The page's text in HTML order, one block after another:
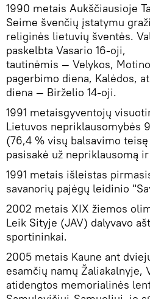
1990 metais Aukščiausioje
Seime švenčių įstatymu
religinės lietuvių šventės.
paskelbta Vasario 16-oji,
tautinėmis — Velykos,
pagerbimo diena, Kalėdos,
diena — Birželio 14-oji.
1991 metaisgyventojų
Lietuvos nepriklausomybės
(76,4 % visų balsavimo
pasisakė už nepriklausomą
1991 metais išleistas
savanorių pajėgų leidinio
2002 metais XIX žiemos
Leik Sityje (JAV) dalyvavo
sportininkai.
2005 metais Kaune ant
esamčių namų Žaliakalnyje,
atidengtos memorialinės